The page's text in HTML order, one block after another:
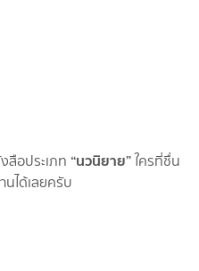
สือประเภท “นวนิยาย”ใครที่ชื่น
ได้เลยครับ